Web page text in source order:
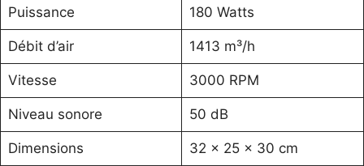
Puissance 180 Watts
Débit d’air 1413 m³/h
Vitesse 3000 RPM
Niveau sonore 50 dB
Dimensions 32 x 25 x 30 cm